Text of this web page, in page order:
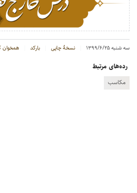
سه شنبه ۱۳۹۹/۶/۲۵ نسخهٔ چاپی بارکد همخوان
رده‌های مرتبط
مکاسب